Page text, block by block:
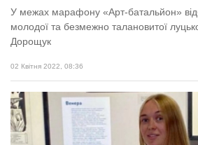
У межах марафону «Арт-батальйон»
молодої та безмежно талановитої
Дорощук
02 Квітня 2022, 08:36